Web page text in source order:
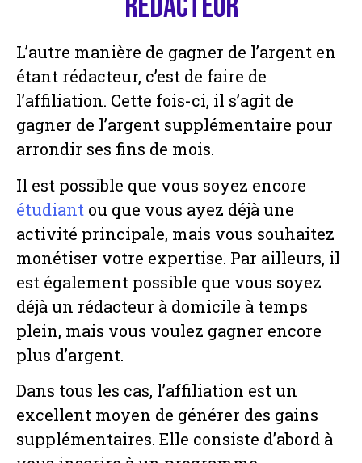
L’autre manière de gagner de l’argent en
étant rédacteur, c’est de faire de
l’affiliation. Cette fois-ci, il s’agit de
gagner de l’argent supplémentaire pour
arrondir ses fins de mois.
Il est possible que vous soyez encore
étudiant ou que vous ayez déjà une
activité principale, mais vous souhaitez
monétiser votre expertise. Par ailleurs, il
est également possible que vous soyez
déjà un rédacteur à domicile à temps
plein, mais vous voulez gagner encore
plus d’argent.
Dans tous les cas, l’affiliation est un
excellent moyen de générer des gains
supplémentaires. Elle consiste d’abord à